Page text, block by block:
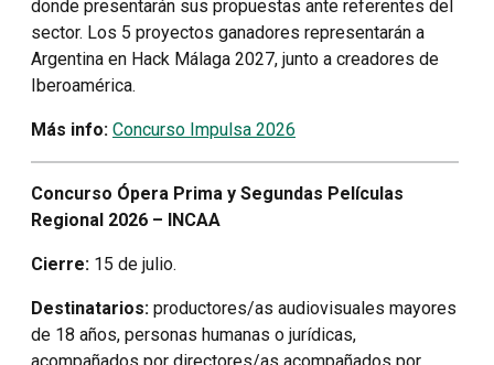
donde presentarán sus propuestas ante referentes del
sector. Los 5 proyectos ganadores representarán a
Argentina en Hack Málaga 2027, junto a creadores de
Iberoamérica.
Más info: Concurso Impulsa 2026
Concurso Ópera Prima y Segundas Películas
Regional 2026 – INCAA
Cierre: 15 de julio.
Destinatarios: productores/as audiovisuales mayores
de 18 años, personas humanas o jurídicas,